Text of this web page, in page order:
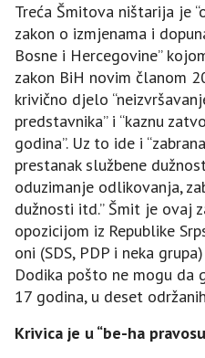
Treća Šmitova ništarija je
zakon o izmjenama i
Bosne i Hercegovine”
zakon BiH novim članom
krivično djelo
predstavnika” i “kaznu
godina”. Uz to ide i
prestanak službene
oduzimanje odlikovanja,
dužnosti itd.” Šmit je ovaj
opozicijom iz Republike
oni (SDS, PDP i neka
Dodika pošto ne mogu da
17 godina, u deset
Krivica je u “be-ha